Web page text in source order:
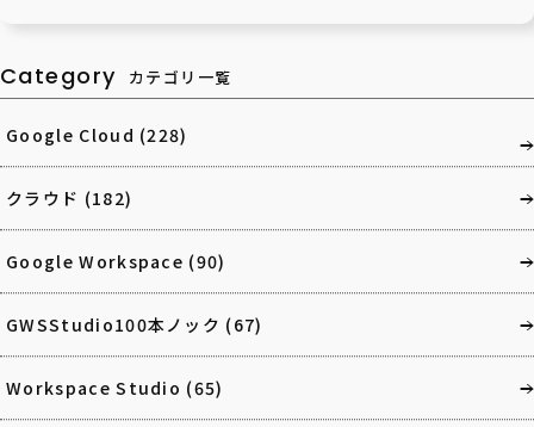
Category カテゴリ一覧
Google Cloud (228)
クラウド (182)
Google Workspace (90)
GWSStudio100本ノック (67)
Workspace Studio (65)